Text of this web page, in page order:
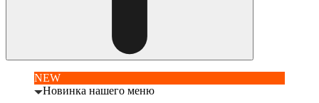
NEW
Новинка нашего меню